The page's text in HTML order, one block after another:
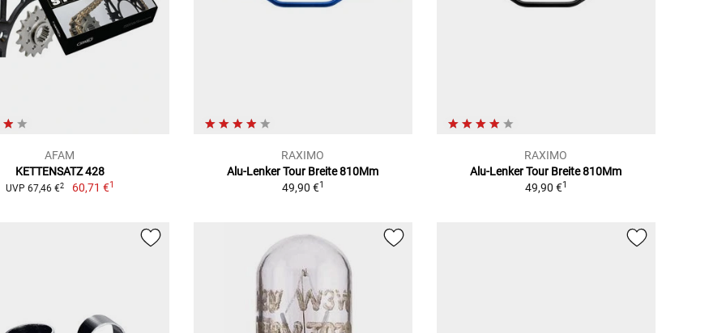
AFAM
KETTENSATZ 428
UVP 67,46 €2 60,71 €1
RAXIMO
Alu-Lenker Tour Breite 810Mm
49,90 €1
RAXIMO
Alu-Lenker Tour Breite 810Mm
49,90 €1